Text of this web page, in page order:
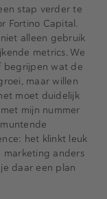
stap verder te
Fortino Capital.
alleen gebruik
metrics. We
begrijpen wat de
maar willen
moet duidelijk
mijn nummer
het klinkt leuk
marketing anders
daar een plan